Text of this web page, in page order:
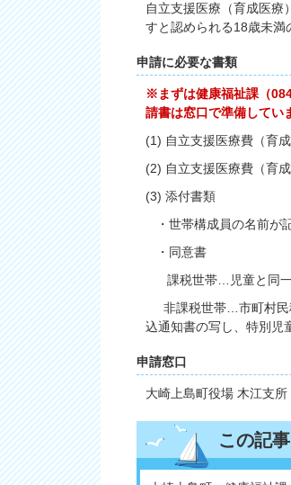
自立支援医療（育成医療
すと認められる18歳未満
申請に必要な書類
※まずは健康福祉課（
請書は窓口で準備してい
(1) 自立支援医療費（育
(2) 自立支援医療費（育
(3) 添付書類
・世帯構成員の名前が
・同意書
課税世帯…児童と同一
非課税世帯…市町村民
込通知書の写し、特別児
申請窓口
大崎上島町役場 木江支
この記